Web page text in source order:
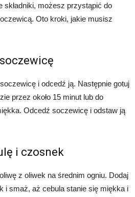
możesz przystąpić do
Oto kroki, jakie musisz
soczewicę i odcedź ją. Następnie gotuj
przez około 15 minut lub do
Odcedź soczewicę i odstaw ją
i czosnek
z oliwek na średnim ogniu. Dodaj
i smaż, aż cebula stanie się miękka i